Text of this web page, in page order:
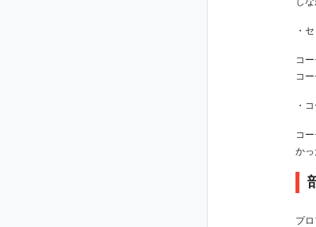
・
コ
コ
・
コ
かっ
プ